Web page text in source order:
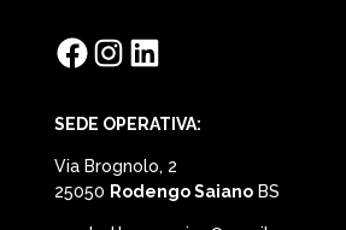
FacebookInstagramLinkedIn
SEDE OPERATIVA:
Via Brognolo, 2
25050 Rodengo SaianoBS